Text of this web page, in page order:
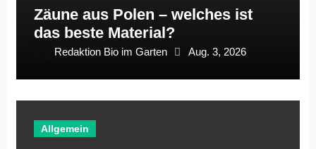
Zäune aus Polen – welches ist
das beste Material?
Redaktion Bio im Garten Aug. 3, 2026
Allgemein